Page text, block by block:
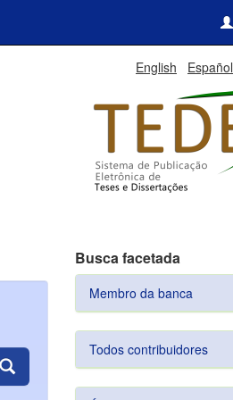
English Español
Busca facetada
Membro da banca
Todos contribuidores